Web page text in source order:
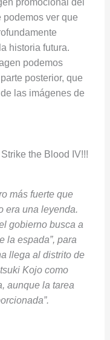
promocional del
ver que
historia futura.
podemos
posterior, que
las imágenes de
más fuerte que
era una leyenda.
gobierno busca a
la espada”, para
llega al distrito de
Kojo como
aunque la tarea